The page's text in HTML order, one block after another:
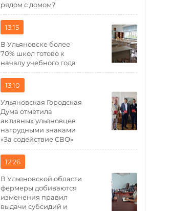
рядом с домом?
13:15
В Ульяновске более
70% школ готово к
началу учебного года
13:10
Ульяновская Городская
Дума отметила
активных ульяновцев
нагрудными знаками
«За содействие СВО»
12:26
В Ульяновской области
фермеры добиваются
изменения правил
выдачи субсидий и